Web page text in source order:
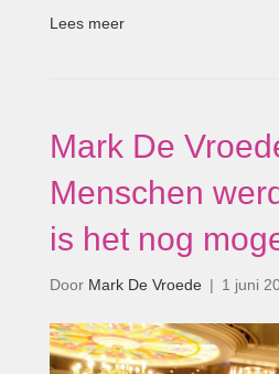
Lees meer
Mark De
Menschen
is het nog
Door Mark De Vroede | 1 juni